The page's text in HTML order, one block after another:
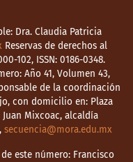
Dra. Claudia Patricia
Reservas de derechos al
102, ISSN: 0186-0348.
Año 41, Volumen 43,
de la coordinación
con domicilio en: Plaza
Juan Mixcoac, alcaldía
secuencia@mora.edu.mx
este número: Francisco